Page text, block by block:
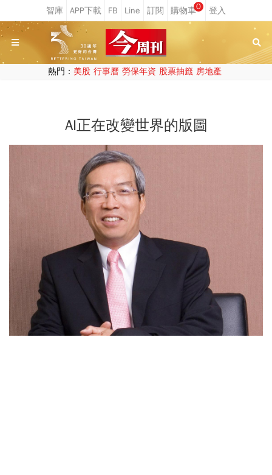
0
熱門： 美股 行事曆 勞保年資 股票抽籤 房地產
AI正在改變世界的版圖